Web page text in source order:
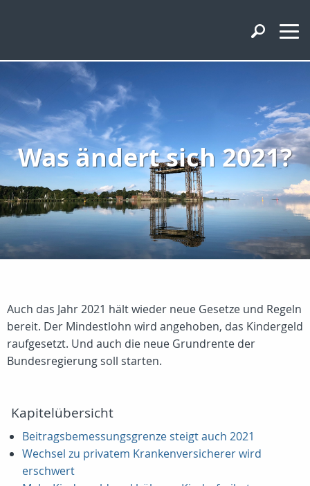
Was ändert sich 2021?
Auch das Jahr 2021 hält wieder neue Gesetze und Regeln
bereit. Der Mindestlohn wird angehoben, das Kindergeld
raufgesetzt. Und auch die neue Grundrente der
Bundesregierung soll starten.
Kapitelübersicht
Beitragsbemessungsgrenze steigt auch 2021
Wechsel zu privatem Krankenversicherer wird
erschwert